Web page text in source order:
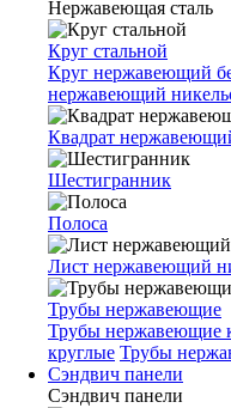
Нержавеющая сталь
Круг стальной
Круг нержавеющий
нержавеющий
Квадрат
Шестигранник
Полоса
Лист нержавеющий
Трубы нержавеющие
Трубы нержавеющие
круглые Трубы
Сэндвич панели
Сэндвич панели